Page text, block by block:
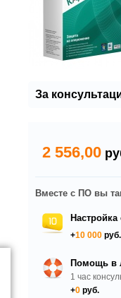
За
2 556,00
Вместе с ПО вы
Настройка
+10 000 руб.
Помощь в
1 час
+0 руб.